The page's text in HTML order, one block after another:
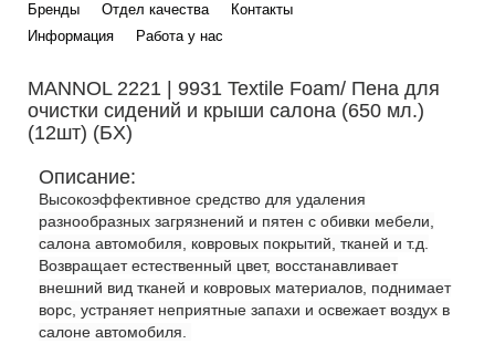
Бренды
Отдел качества
Контакты
Информация
Работа у нас
MANNOL 2221 | 9931 Textile Foam/ Пена для
очистки сидений и крыши салона (650 мл.)
(12шт) (БХ)
Описание:
Высокоэффективное средство для удаления
разнообразных загрязнений и пятен с обивки мебели,
салона автомобиля, ковровых покрытий, тканей и т.д.
Возвращает естественный цвет, восстанавливает
внешний вид тканей и ковровых материалов, поднимает
ворс, устраняет неприятные запахи и освежает воздух в
салоне автомобиля.